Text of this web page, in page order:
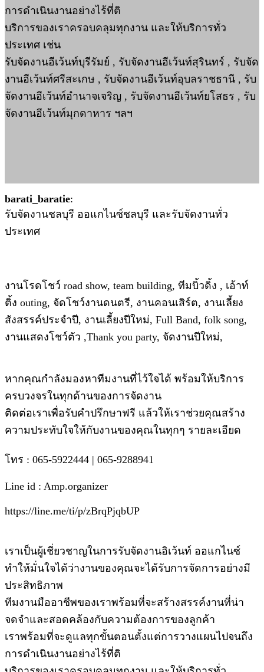
การดำเนินงานอย่างไร้ที่ติ
บริการของเราครอบคลุมทุกงาน และให้บริการทั่ว
ประเทศ เช่น
รับจัดงานอีเว้นท์บุรีรัมย์ , รับจัดงานอีเว้นท์สุรินทร์ , รับจัด
งานอีเว้นท์ศรีสะเกษ , รับจัดงานอีเว้นท์อุบลราชธานี , รับ
จัดงานอีเว้นท์อำนาจเจริญ , รับจัดงานอีเว้นท์ยโสธร , รับ
จัดงานอีเว้นท์มุกดาหาร ฯลฯ
barati_baratie:
รับจัดงานชลบุรี ออแกไนซ์ชลบุรี และรับจัดงานทั่ว
ประเทศ
งานโรดโชว์ road show, team building, ทีมบิ้วดิ้ง , เอ้าท์
ติ้ง outing, จัดโชว์งานดนตรี, งานคอนเสิร์ต, งานเลี้ยง
สังสรรค์ประจำปี, งานเลี้ยงปีใหม่, Full Band, folk song,
งานแสดงโชว์ตัว ,Thank you party, จัดงานปีใหม่,
หากคุณกำลังมองหาทีมงานที่ไว้ใจได้ พร้อมให้บริการ
ครบวงจรในทุกด้านของการจัดงาน
ติดต่อเราเพื่อรับคำปรึกษาฟรี แล้วให้เราช่วยคุณสร้าง
ความประทับใจให้กับงานของคุณในทุกๆ รายละเอียด
โทร : 065-5922444 | 065-9288941
Line id : Amp.organizer
https://line.me/ti/p/zBrqPjqbUP
เราเป็นผู้เชี่ยวชาญในการรับจัดงานอิเว้นท์ ออแกไนซ์
ทำให้มั่นใจได้ว่างานของคุณจะได้รับการจัดการอย่างมี
ประสิทธิภาพ
ทีมงานมืออาชีพของเราพร้อมที่จะสร้างสรรค์งานที่น่า
จดจำและสอดคล้องกับความต้องการของลูกค้า
เราพร้อมที่จะดูแลทุกขั้นตอนตั้งแต่การวางแผนไปจนถึง
การดำเนินงานอย่างไร้ที่ติ